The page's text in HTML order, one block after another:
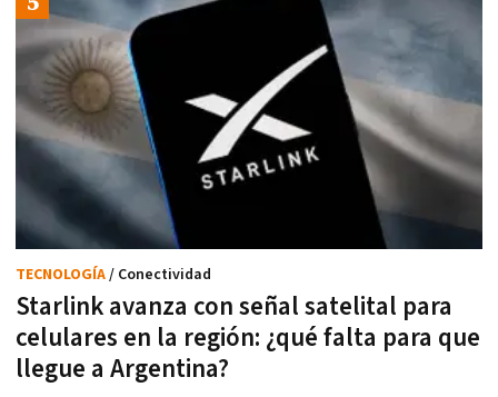
Starlink avanza con señal satelital para
celulares en la región: ¿qué falta para que
llegue a Argentina?
TECNOLOGÍA/ Conectividad